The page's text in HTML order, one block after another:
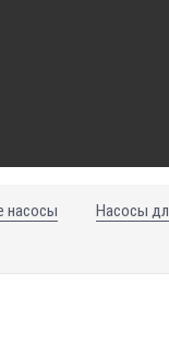
насосы Насосы